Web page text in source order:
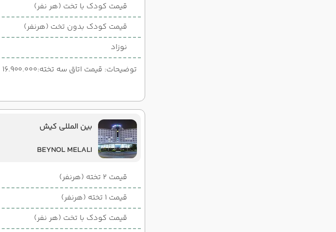
قیمت کودک با تخت (هر نفر)
قیمت کودک بدون تخت (هرنفر)
نوزاد
توضیحات: قیمت اتاق سه تخته:16.900.000
بین المللی کیش
BEYNOL MELALI
قیمت 2 تخته (هرنفر)
قیمت 1 تخته (هرنفر)
قیمت کودک با تخت (هر نفر)